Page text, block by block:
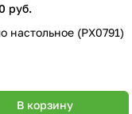
руб.
настольное (PX0791)
В корзину